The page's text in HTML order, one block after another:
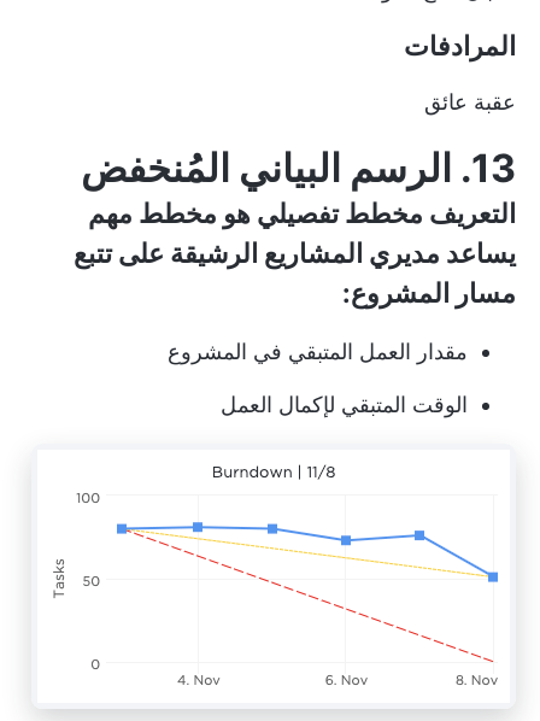
المرادفات
عقبة عائق
13. الرسم البياني المُنخفض
التعريف مخطط تفصيلي هو مخطط مهم
يساعد مديري المشاريع الرشيقة على تتبع
مسار المشروع:
مقدار العمل المتبقي في المشروع
الوقت المتبقي لإكمال العمل